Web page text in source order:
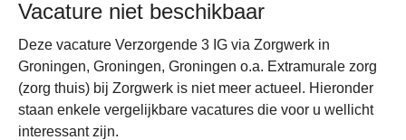
Vacature niet beschikbaar
Deze vacature Verzorgende 3 IG via Zorgwerk in
Groningen, Groningen, Groningen o.a. Extramurale zorg
(zorg thuis) bij Zorgwerk is niet meer actueel. Hieronder
staan enkele vergelijkbare vacatures die voor u wellicht
interessant zijn.